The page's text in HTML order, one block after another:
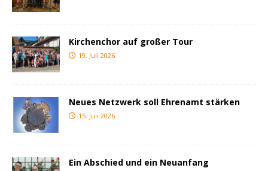
Kirchenchor auf großer Tour
19. Juli 2026
Neues Netzwerk soll Ehrenamt stärken
15. Juli 2026
Ein Abschied und ein Neuanfang